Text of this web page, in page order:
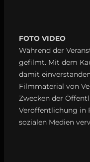
FOTO VIDEO
Während der
gefilmt. Mit dem
damit
Filmmaterial von
Zwecken der
Veröffentlichung in
sozialen Medien